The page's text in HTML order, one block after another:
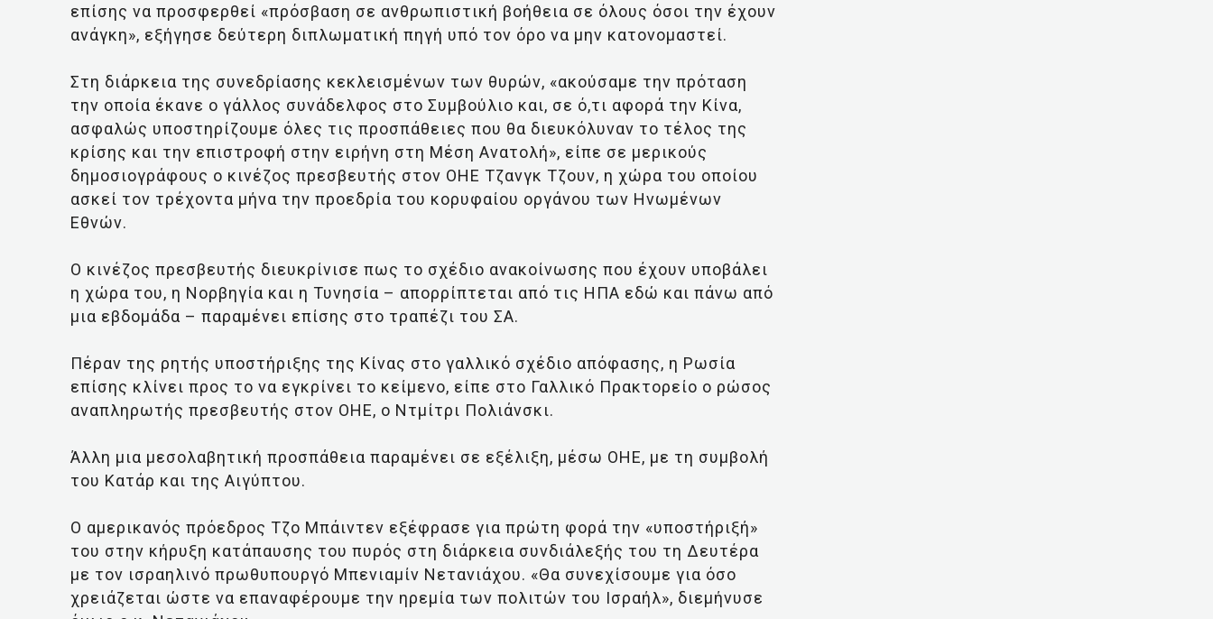
επίσης να προσφερθεί «πρόσβαση σε ανθρωπιστική βοήθεια σε όλους όσοι την έχουν
ανάγκη», εξήγησε δεύτερη διπλωματική πηγή υπό τον όρο να μην κατονομαστεί.
Στη διάρκεια της συνεδρίασης κεκλεισμένων των θυρών, «ακούσαμε την πρόταση
την οποία έκανε ο γάλλος συνάδελφος στο Συμβούλιο και, σε ό,τι αφορά την Κίνα,
ασφαλώς υποστηρίζουμε όλες τις προσπάθειες που θα διευκόλυναν το τέλος της
κρίσης και την επιστροφή στην ειρήνη στη Μέση Ανατολή», είπε σε μερικούς
δημοσιογράφους ο κινέζος πρεσβευτής στον ΟΗΕ Τζανγκ Τζουν, η χώρα του οποίου
ασκεί τον τρέχοντα μήνα την προεδρία του κορυφαίου οργάνου των Ηνωμένων
Εθνών.
Ο κινέζος πρεσβευτής διευκρίνισε πως το σχέδιο ανακοίνωσης που έχουν υποβάλει
η χώρα του, η Νορβηγία και η Τυνησία – απορρίπτεται από τις ΗΠΑ εδώ και πάνω από
μια εβδομάδα – παραμένει επίσης στο τραπέζι του ΣΑ.
Πέραν της ρητής υποστήριξης της Κίνας στο γαλλικό σχέδιο απόφασης, η Ρωσία
επίσης κλίνει προς το να εγκρίνει το κείμενο, είπε στο Γαλλικό Πρακτορείο ο ρώσος
αναπληρωτής πρεσβευτής στον ΟΗΕ, ο Ντμίτρι Πολιάνσκι.
Άλλη μια μεσολαβητική προσπάθεια παραμένει σε εξέλιξη, μέσω ΟΗΕ, με τη συμβολή
του Κατάρ και της Αιγύπτου.
Ο αμερικανός πρόεδρος Τζο Μπάιντεν εξέφρασε για πρώτη φορά την «υποστήριξή»
του στην κήρυξη κατάπαυσης του πυρός στη διάρκεια συνδιάλεξής του τη Δευτέρα
με τον ισραηλινό πρωθυπουργό Μπενιαμίν Νετανιάχου. «Θα συνεχίσουμε για όσο
χρειάζεται ώστε να επαναφέρουμε την ηρεμία των πολιτών του Ισραήλ», διεμήνυσε